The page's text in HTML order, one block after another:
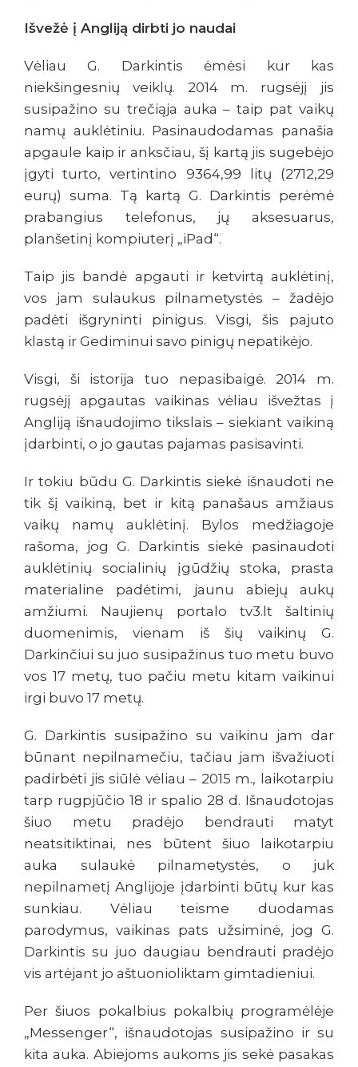
Išvežė į Angliją dirbti jo naudai
Vėliau G. Darkintis ėmėsi kur kas
niekšingesnių veiklų. 2014 m. rugsėjį jis
susipažino su trečiąja auka – taip pat vaikų
namų auklėtiniu. Pasinaudodamas panašia
apgaule kaip ir anksčiau, šį kartą jis sugebėjo
įgyti turto, vertintino 9364,99 litų (2712,29
eurų) suma. Tą kartą G. Darkintis perėmė
prabangius telefonus, jų aksesuarus,
planšetinį kompiuterį „iPad“.
Taip jis bandė apgauti ir ketvirtą auklėtinį,
vos jam sulaukus pilnametystės – žadėjo
padėti išgryninti pinigus. Visgi, šis pajuto
klastą ir Gediminui savo pinigų nepatikėjo.
Visgi, ši istorija tuo nepasibaigė. 2014 m.
rugsėjį apgautas vaikinas vėliau išvežtas į
Angliją išnaudojimo tikslais – siekiant vaikiną
įdarbinti, o jo gautas pajamas pasisavinti.
Ir tokiu būdu G. Darkintis siekė išnaudoti ne
tik šį vaikiną, bet ir kitą panašaus amžiaus
vaikų namų auklėtinį. Bylos medžiagoje
rašoma, jog G. Darkintis siekė pasinaudoti
auklėtinių socialinių įgūdžių stoka, prasta
materialine padėtimi, jaunu abiejų aukų
amžiumi. Naujienų portalo tv3.lt šaltinių
duomenimis, vienam iš šių vaikinų G.
Darkinčiui su juo susipažinus tuo metu buvo
vos 17 metų, tuo pačiu metu kitam vaikinui
irgi buvo 17 metų.
G. Darkintis susipažino su vaikinu jam dar
būnant nepilnamečiu, tačiau jam išvažiuoti
padirbėti jis siūlė vėliau – 2015 m., laikotarpiu
tarp rugpjūčio 18 ir spalio 28 d. Išnaudotojas
šiuo metu pradėjo bendrauti matyt
neatsitiktinai, nes būtent šiuo laikotarpiu
auka sulaukė pilnametystės, o juk
nepilnametį Anglijoje įdarbinti būtų kur kas
sunkiau. Vėliau teisme duodamas
parodymus, vaikinas pats užsiminė, jog G.
Darkintis su juo daugiau bendrauti pradėjo
vis artėjant jo aštuonioliktam gimtadieniui.
Per šiuos pokalbius pokalbių programėlėje
„Messenger“, išnaudotojas susipažino ir su
kita auka. Abiejoms aukoms jis sekė pasakas